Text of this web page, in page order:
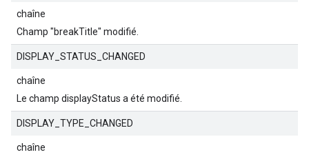
chaîne
Champ "breakTitle" modifié.
DISPLAY_STATUS_CHANGED
chaîne
Le champ displayStatus a été modifié.
DISPLAY_TYPE_CHANGED
chaîne